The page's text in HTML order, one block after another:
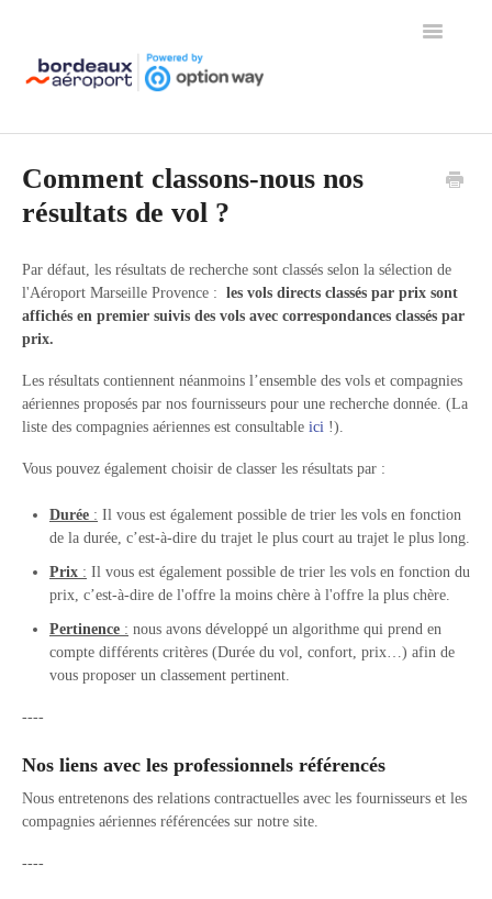
Toggle
Page d'accueil de l'aide
Comment classons-nous nos
résultats de vol ?
Par défaut, les résultats de recherche sont classés selon la sélection de
l'Aéroport Marseille Provence : les vols directs classés par prix sont
affichés en premier suivis des vols avec correspondances classés par
prix.
Les résultats contiennent néanmoins l’ensemble des vols et compagnies
aériennes proposés par nos fournisseurs pour une recherche donnée. (La
liste des compagnies aériennes est consultable ici !).
Vous pouvez également choisir de classer les résultats par :
Durée : Il vous est également possible de trier les vols en fonction
de la durée, c’est-à-dire du trajet le plus court au trajet le plus long.
Prix : Il vous est également possible de trier les vols en fonction du
prix, c’est-à-dire de l'offre la moins chère à l'offre la plus chère.
Pertinence : nous avons développé un algorithme qui prend en
compte différents critères (Durée du vol, confort, prix…) afin de
vous proposer un classement pertinent.
----
Nos liens avec les professionnels référencés
Nous entretenons des relations contractuelles avec les fournisseurs et les
compagnies aériennes référencées sur notre site.
----